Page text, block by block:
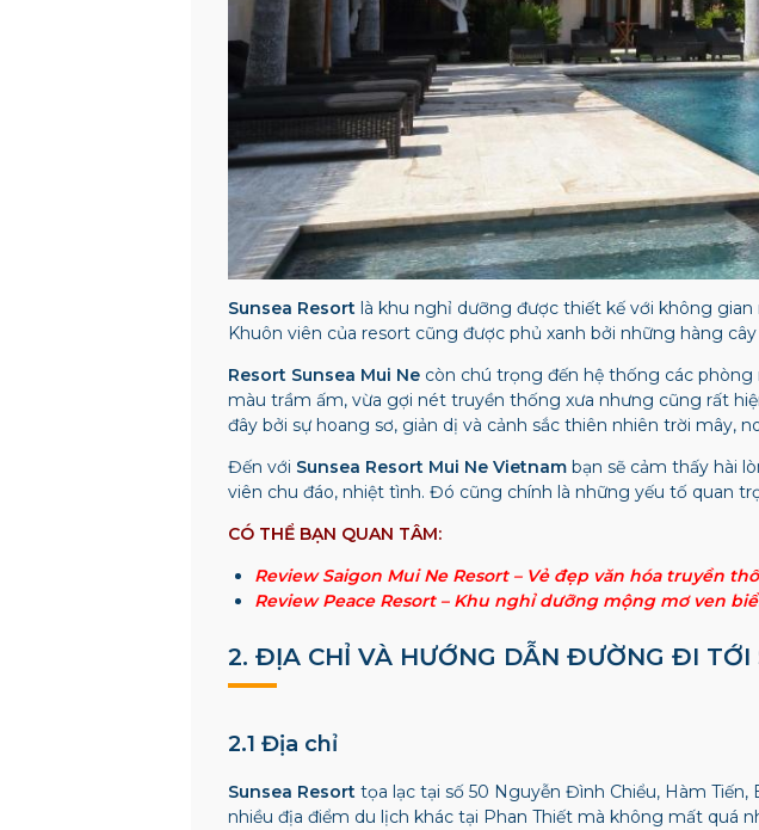
Sunsea Resortlà khu nghỉ dưỡng được thiết kế với không
Khuôn viên của resort cũng được phủ xanh bởi những hàng
Resort Sunsea Mui Necòn chú trọng đến hệ thống các phòng
màu trầm ấm, vừa gợi nét truyền thống xưa nhưng cũng rất
đây bởi sự hoang sơ, giản dị và cảnh sắc thiên nhiên trời mây,
Đến với Sunsea Resort Mui Ne Vietnambạn sẽ cảm thấy hài
viên chu đáo, nhiệt tình. Đó cũng chính là những yếu tố quan
CÓ THỂ BẠN QUAN TÂM:
Review Saigon Mui Ne Resort – Vẻ đẹp văn hóa truyền
Review Peace Resort – Khu nghỉ dưỡng mộng mơ ven
2. ĐỊA CHỈ VÀ HƯỚNG DẪN ĐƯỜNG ĐI TỚI
2.1 Địa chỉ
Sunsea Resort tọa lạc tại số 50 Nguyễn Đình Chiểu, Hàm
nhiều địa điểm du lịch khác tại Phan Thiết mà không mất quá